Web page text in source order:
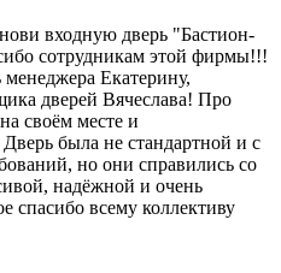
входную дверь "Бастион-
сотрудникам этой фирмы!!!
Екатерину,
дверей Вячеслава! Про
своём месте и
была не стандартной и с
но они справились со
надёжной и очень
спасибо всему коллективу